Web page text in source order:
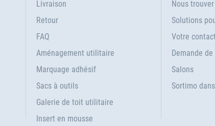
Livraison
Retour
FAQ
Aménagement utilitaire
Marquage adhésif
Sacs à outils
Galerie de toit utilitaire
Insert en mousse
Nous trouver
Solutions
Votre
Demande
Salons
Sortimo